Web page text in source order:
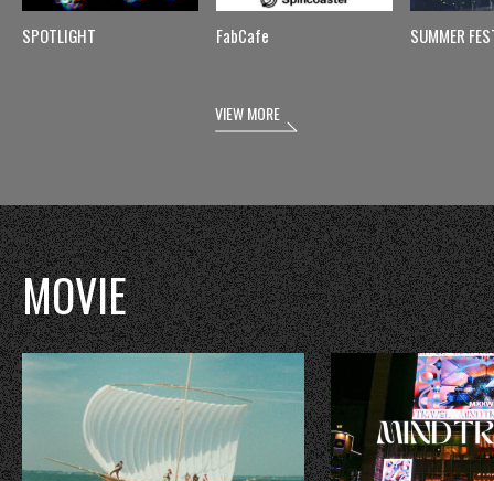
SPOTLIGHT FabCafe SUMMER
VIEW MORE
MOVIE